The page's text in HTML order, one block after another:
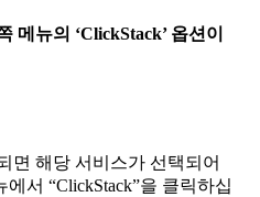
메뉴의 ‘ClickStack’ 옵션이
면 해당 서비스가 선택되어
서 “ClickStack”을 클릭하십